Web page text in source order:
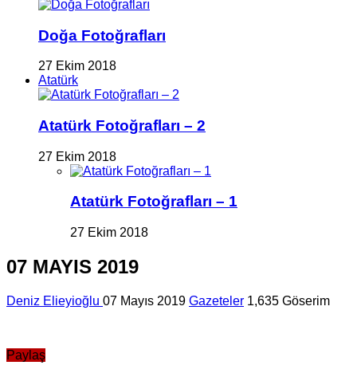
Doğa Fotoğrafları
27 Ekim 2018
Atatürk
Atatürk Fotoğrafları – 2
27 Ekim 2018
Atatürk Fotoğrafları – 1
27 Ekim 2018
07 MAYIS 2019
Deniz Elieyioğlu 07 Mayıs 2019 Gazeteler 1,635 Göserim
Paylaş